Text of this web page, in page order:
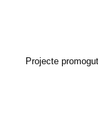
Projecte